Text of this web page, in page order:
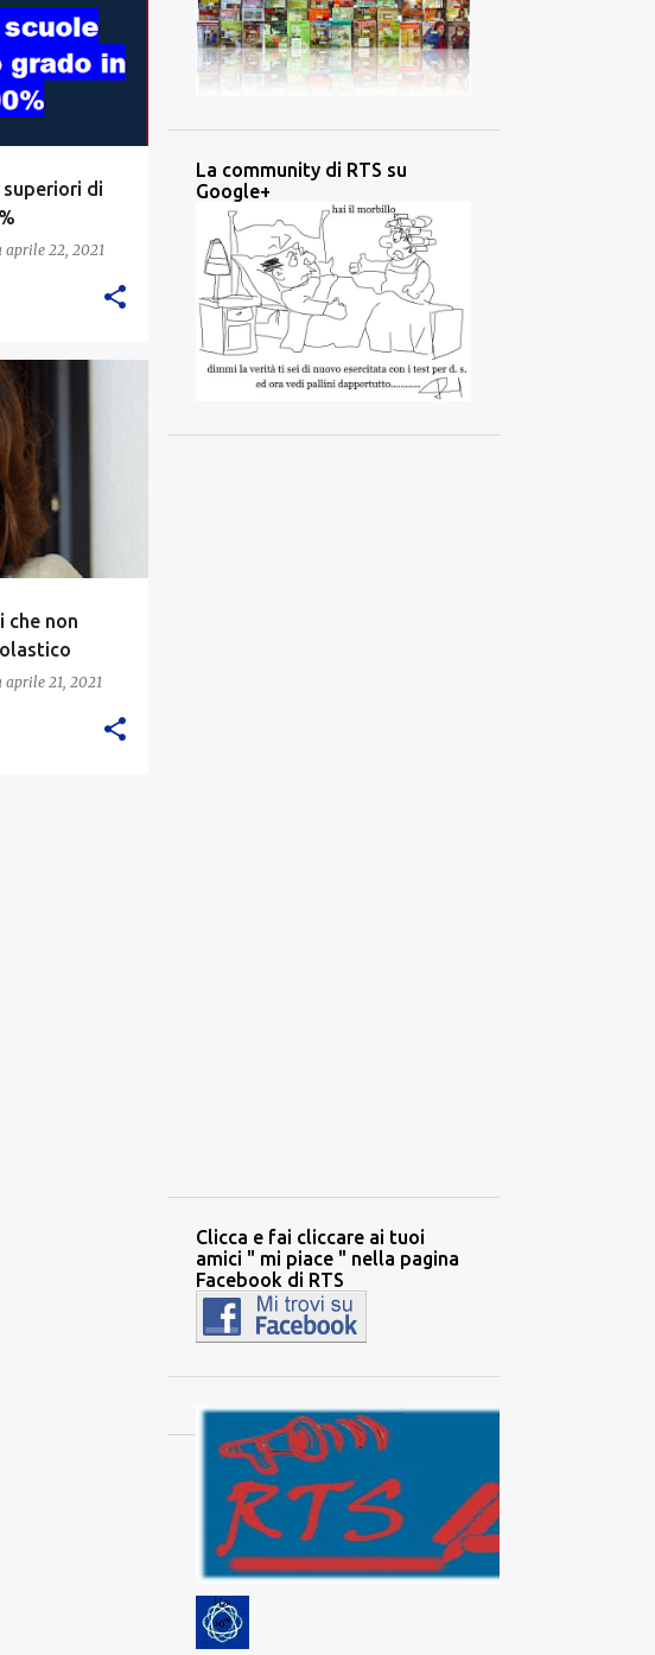
di
aprile 22, 2021
che non
aprile 21, 2021
La community di RTS su
Google+
Clicca e fai cliccare ai tuoi
amici " mi piace " nella pagina
Facebook di RTS